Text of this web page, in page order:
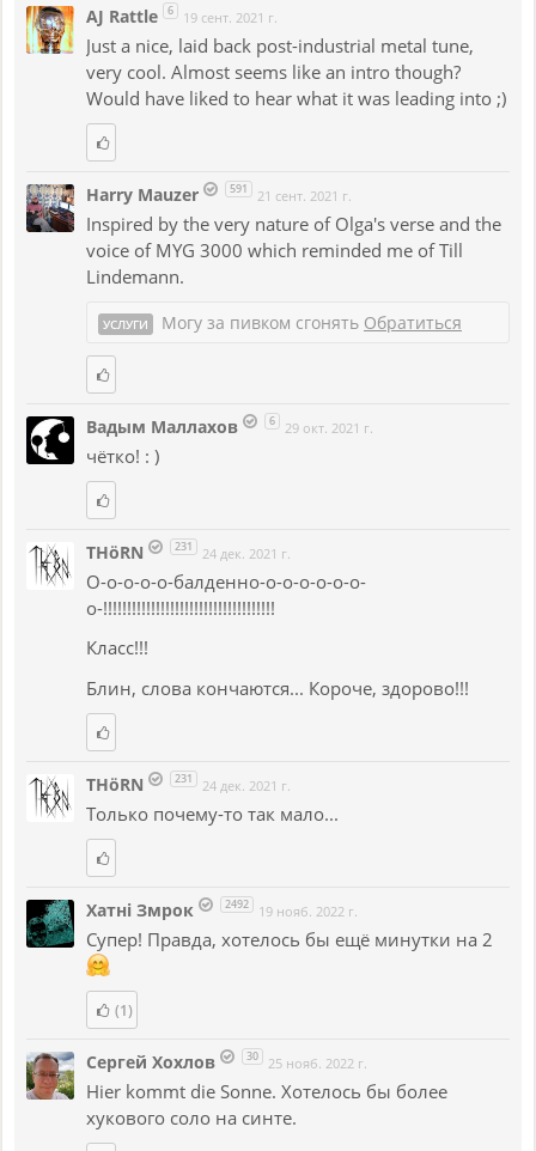
AJ Rattle 6 19 сент. 2021 г.
Just a nice, laid back post-industrial metal tune,
very cool. Almost seems like an intro though?
Would have liked to hear what it was leading into ;)
Harry Mauzer 591 21 сент. 2021 г.
Inspired by the very nature of Olga's verse and the
voice of MYG 3000 which reminded me of Till
Lindemann.
УСЛУГИ Могу за пивком сгонять Обратиться
Вадым Маллахов 6 29 окт. 2021 г.
чётко! : )
THöRN 231 24 дек. 2021 г.
О-о-о-о-о-балденно-о-о-о-о-о-о-
о-!!!!!!!!!!!!!!!!!!!!!!!!!!!!!!!!!!!!
Класс!!!
Блин, слова кончаются... Короче, здорово!!!
THöRN 231 24 дек. 2021 г.
Только почему-то так мало...
Хатнi Змрок 2492 19 нояб. 2022 г.
Супер! Правда, хотелось бы ещё минутки на 2
(1)
Сергей Хохлов 30 25 нояб. 2022 г.
Hier kommt die Sonne. Хотелось бы более
хукового соло на синте.